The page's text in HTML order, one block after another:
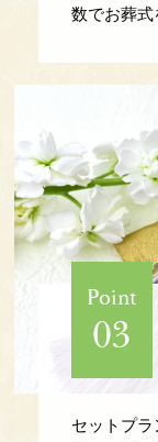
数でお葬式
Point
03
セットプ